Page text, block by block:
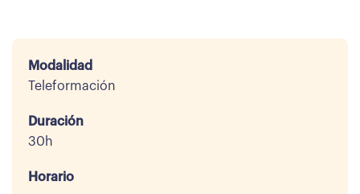
Modalidad
Teleformación
Duración
30h
Horario